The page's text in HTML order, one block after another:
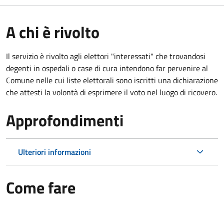
A chi è rivolto
Il servizio è rivolto agli elettori "interessati" che trovandosi
degenti in ospedali o case di cura intendono far pervenire al
Comune nelle cui liste elettorali sono iscritti una dichiarazione
che attesti la volontà di esprimere il voto nel luogo di ricovero.
Approfondimenti
Ulteriori informazioni
Come fare